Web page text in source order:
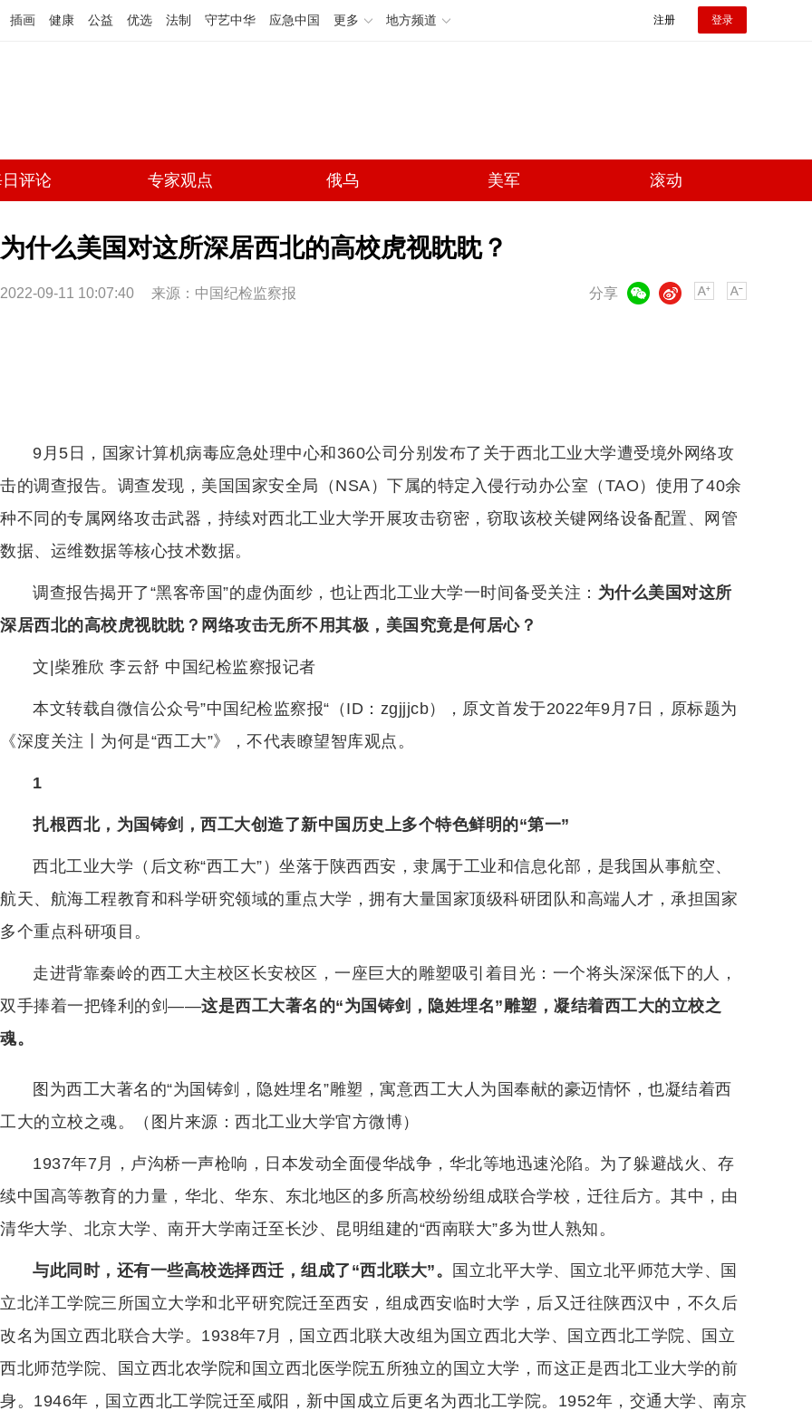
插画 健康 公益 优选 法制 守艺中华 应急中国 更多 地方频道 注册 登录
评论 专家观点 俄乌 美军 滚动
为什么美国对这所深居西北的高校虎视眈眈？
2022-09-11 10:07:40 来源：中国纪检监察报 分享
微博
9月5日，国家计算机病毒应急处理中心和360公司分别发布了关于西北工业大学遭受境外网络攻
击的调查报告。调查发现，美国国家安全局（NSA）下属的特定入侵行动办公室（TAO）使用了40余
种不同的专属网络攻击武器，持续对西北工业大学开展攻击窃密，窃取该校关键网络设备配置、网管
数据、运维数据等核心技术数据。
调查报告揭开了“黑客帝国”的虚伪面纱，也让西北工业大学一时间备受关注： 为什么美国对这所
深居西北的高校虎视眈眈？网络攻击无所不用其极，美国究竟是何居心？
文|柴雅欣 李云舒 中国纪检监察报记者
本文转载自微信公众号”中国纪检监察报“（ID：zgjjjcb），原文首发于2022年9月7日，原标题为
《深度关注丨为何是“西工大”》，不代表瞭望智库观点。
1
扎根西北，为国铸剑，西工大创造了新中国历史上多个特色鲜明的“第一”
西北工业大学（后文称“西工大”）坐落于陕西西安，隶属于工业和信息化部，是我国从事航空、
航天、航海工程教育和科学研究领域的重点大学，拥有大量国家顶级科研团队和高端人才，承担国家
多个重点科研项目。
走进背靠秦岭的西工大主校区长安校区，一座巨大的雕塑吸引着目光：一个将头深深低下的人，
双手捧着一把锋利的剑——这是西工大著名的“为国铸剑，隐姓埋名”雕塑，凝结着西工大的立校之
魂。
图为西工大著名的“为国铸剑，隐姓埋名”雕塑，寓意西工大人为国奉献的豪迈情怀，也凝结着西
工大的立校之魂。（图片来源：西北工业大学官方微博）
1937年7月，卢沟桥一声枪响，日本发动全面侵华战争，华北等地迅速沦陷。为了躲避战火、存
续中国高等教育的力量，华北、华东、东北地区的多所高校纷纷组成联合学校，迁往后方。其中，由
清华大学、北京大学、南开大学南迁至长沙、昆明组建的“西南联大”多为世人熟知。
与此同时，还有一些高校选择西迁，组成了“西北联大”。
国立北平大学、国立北平师范大学、国
立北洋工学院三所国立大学和北平研究院迁至西安，组成西安临时大学，后又迁往陕西汉中，不久后
改名为国立西北联合大学。1938年7月，国立西北联大改组为国立西北大学、国立西北工学院、国立
西北师范学院、国立西北农学院和国立西北医学院五所独立的国立大学，而这正是西北工业大学的前
身。1946年，国立西北工学院迁至咸阳，新中国成立后更名为西北工学院。1952年，交通大学、南京